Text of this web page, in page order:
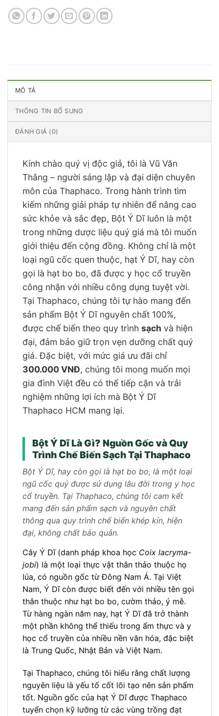
MÔ TẢ
THÔNG TIN BỔ SUNG
ĐÁNH GIÁ (0)
Kính chào quý vị độc giả, tôi là Vũ Văn
Thắng – người sáng lập và đại diện chuyên
môn của Thaphaco. Trong hành trình tìm
kiếm những giải pháp tự nhiên để nâng cao
sức khỏe và sắc đẹp, Bột Ý Dĩ luôn là một
trong những dược liệu quý giá mà tôi muốn
giới thiệu đến cộng đồng. Không chỉ là một
loại ngũ cốc quen thuộc, hạt Ý Dĩ, hay còn
gọi là hạt bo bo, đã được y học cổ truyền
công nhận với nhiều công dụng tuyệt vời.
Tại Thaphaco, chúng tôi tự hào mang đến
sản phẩm Bột Ý Dĩ nguyên chất 100%,
được chế biến theo quy trình sạch và hiện
đại, đảm bảo giữ trọn vẹn dưỡng chất quý
giá. Đặc biệt, với mức giá ưu đãi chỉ
300.000 VNĐ, chúng tôi mong muốn mọi
gia đình Việt đều có thể tiếp cận và trải
nghiệm những lợi ích mà Bột Ý Dĩ
Thaphaco HCM mang lại.
Bột Ý Dĩ Là Gì? Nguồn Gốc và Quy
Trình Chế Biến Sạch Tại Thaphaco
Bột Ý Dĩ, hay còn gọi là hạt bo bo, là một loại
ngũ cốc quý được sử dụng lâu đời trong y học
cổ truyền. Tại Thaphaco, chúng tôi cam kết
mang đến sản phẩm sạch và nguyên chất
thông qua quy trình chế biến khép kín, hiện
đại, không chất bảo quản.
Cây Ý Dĩ (danh pháp khoa học Coix lacryma-
jobi) là một loại thực vật thân thảo thuộc họ
lúa, có nguồn gốc từ Đông Nam Á. Tại Việt
Nam, Ý Dĩ còn được biết đến với nhiều tên gọi
thân thuộc như hạt bo bo, cườm thảo, ý mễ.
Từ hàng ngàn năm nay, hạt Ý Dĩ đã trở thành
một phần không thể thiếu trong ẩm thực và y
học cổ truyền của nhiều nền văn hóa, đặc biệt
là Trung Quốc, Nhật Bản và Việt Nam.
Tại Thaphaco, chúng tôi hiểu rằng chất lượng
nguyên liệu là yếu tố cốt lõi tạo nên sản phẩm
tốt. Nguồn gốc của hạt Ý Dĩ được Thaphaco
tuyển chọn kỹ lưỡng từ các vùng trồng đạt